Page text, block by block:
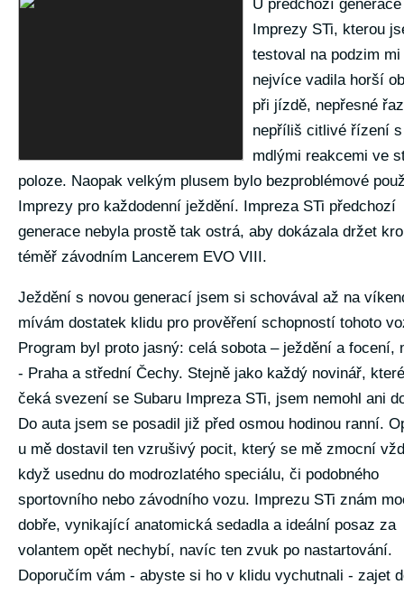
U předchozí generace
Imprezy STi, kterou
testoval na podzim mi
nejvíce vadila horší
při jízdě, nepřesné
nepříliš citlivé řízení s
mdlými reakcemi ve
poloze. Naopak velkým plusem bylo bezproblémové
Imprezy pro každodenní ježdění. Impreza STi předchozí
generace nebyla prostě tak ostrá, aby dokázala držet
téměř závodním Lancerem EVO VIII.
Ježdění s novou generací jsem si schovával až na
mívám dostatek klidu pro prověření schopností tohoto
Program byl proto jasný: celá sobota – ježdění a focení,
- Praha a střední Čechy. Stejně jako každý novinář,
čeká svezení se Subaru Impreza STi, jsem nemohl ani
Do auta jsem se posadil již před osmou hodinou ranní.
u mě dostavil ten vzrušivý pocit, který se mě zmocní
když usednu do modrozlatého speciálu, či podobného
sportovního nebo závodního vozu. Imprezu STi znám
dobře, vynikající anatomická sedadla a ideální posaz za
volantem opět nechybí, navíc ten zvuk po nastartování.
Doporučím vám - abyste si ho v klidu vychutnali - zajet